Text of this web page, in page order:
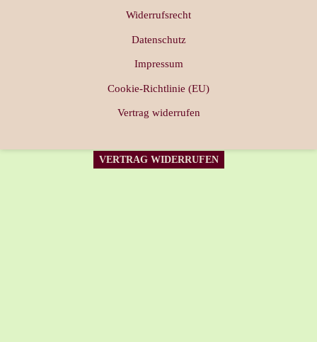
Widerrufsrecht
Datenschutz
Impressum
Cookie-Richtlinie (EU)
Vertrag widerrufen
VERTRAG WIDERRUFEN